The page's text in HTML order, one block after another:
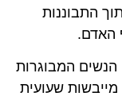
התבוננות
האדם.
הנשים המבוגרות
שעועית